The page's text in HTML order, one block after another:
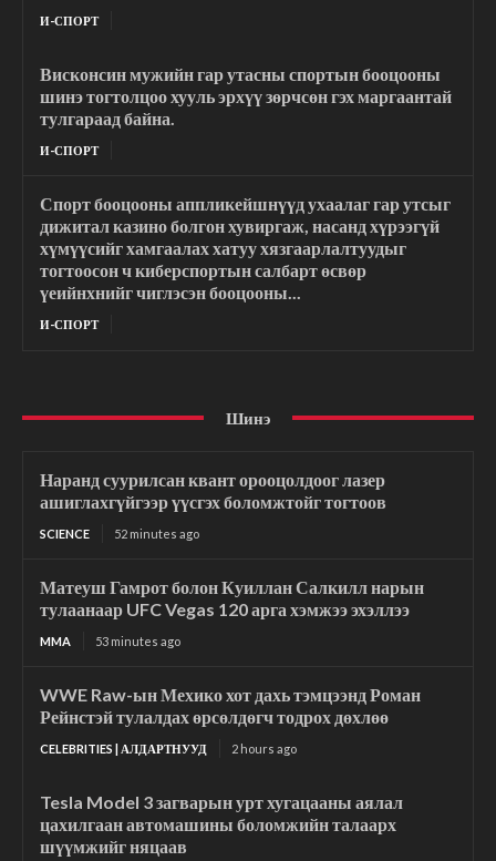
И-СПОРТ
Висконсин мужийн гар утасны спортын бооцооны
шинэ тогтолцоо хууль эрхүү зөрчсөн гэх маргаантай
тулгараад байна.
И-СПОРТ
Спорт бооцооны аппликейшнүүд ухаалаг гар утсыг
дижитал казино болгон хувиргаж, насанд хүрээгүй
хүмүүсийг хамгаалах хатуу хязгаарлалтуудыг
тогтоосон ч киберспортын салбарт өсвөр
үеийнхнийг чиглэсэн бооцооны...
И-СПОРТ
Шинэ
Наранд суурилсан квант орооцолдоог лазер
ашиглахгүйгээр үүсгэх боломжтойг тогтоов
SCIENCE 52 minutes ago
Матеуш Гамрот болон Куиллан Салкилл нарын
тулаанаар UFC Vegas 120 арга хэмжээ эхэллээ
MMA 53 minutes ago
WWE Raw-ын Мехико хот дахь тэмцээнд Роман
Рейнстэй тулалдах өрсөлдөгч тодрох дөхлөө
CELEBRITIES | АЛДАРТНУУД 2 hours ago
Tesla Model 3 загварын урт хугацааны аялал
цахилгаан автомашины боломжийн талаарх
шүүмжийг няцаав